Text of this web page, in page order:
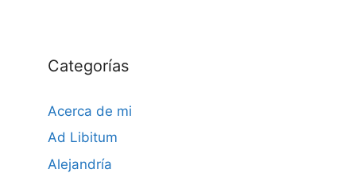
Categorías
Acerca de mi
Ad Libitum
Alejandría